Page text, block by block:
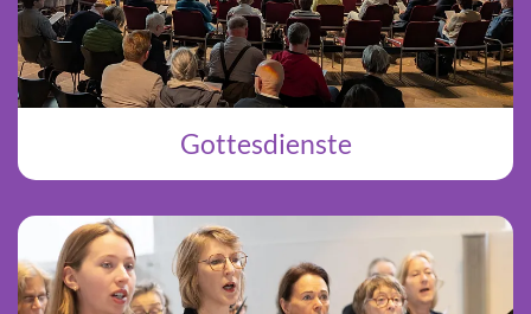
Gottesdienste